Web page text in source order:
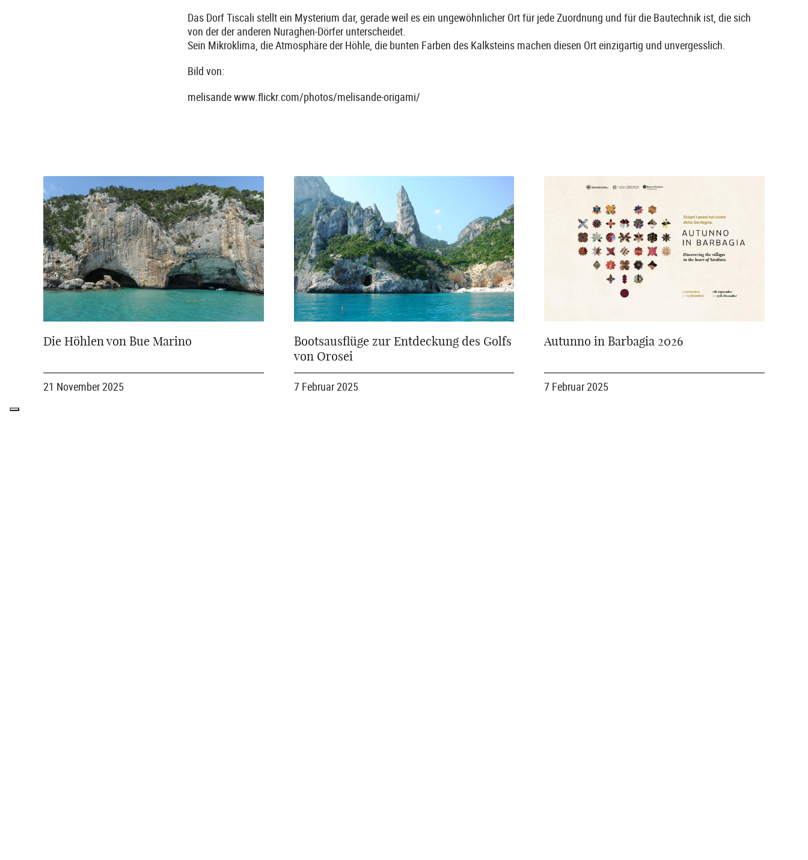
Das Dorf Tiscali stellt ein Mysterium dar, gerade weil es ein ungewöhnlicher Ort für jede Zuordnung und für die Bautechnik ist, die sich
von der der anderen Nuraghen-Dörfer unterscheidet.
Sein Mikroklima, die Atmosphäre der Höhle, die bunten Farben des Kalksteins machen diesen Ort einzigartig und unvergesslich.
Bild von:
melisande www.flickr.com/photos/melisande-origami/
Die Höhlen von Bue Marino
21 November 2025
Bootsausflüge zur Entdeckung des Golfs
von Orosei
7 Februar 2025
Autunno in Barbagia 2026
7 Februar 2025